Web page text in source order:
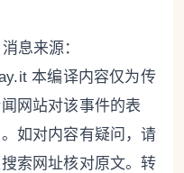
息来源：
本编译内容仅为传
网站对该事件的表
如对内容有疑问，请
索网址核对原文。转